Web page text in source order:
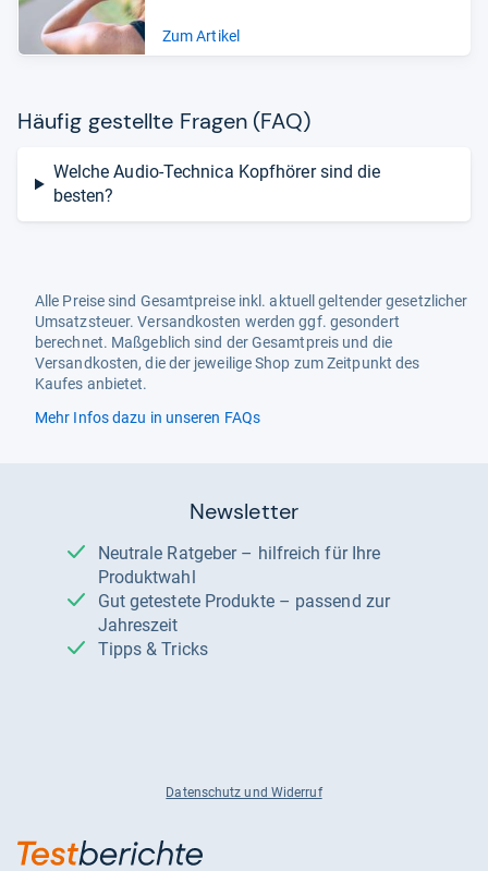
Zum Artikel
Häu­fig gestellte Fra­gen (FAQ)
Welche Audio-Technica Kopfhörer sind die
besten?
Alle Preise sind Gesamtpreise inkl. aktuell geltender gesetzlicher
Umsatzsteuer. Versandkosten werden ggf. gesondert
berechnet. Maßgeblich sind der Gesamtpreis und die
Versandkosten, die der jeweilige Shop zum Zeitpunkt des
Kaufes anbietet.
Mehr Infos dazu in unseren FAQs
Newsletter
Neutrale Ratgeber – hilfreich für Ihre
Produktwahl
Gut getestete Produkte – passend zur
Jahreszeit
Tipps & Tricks
Datenschutz und Widerruf